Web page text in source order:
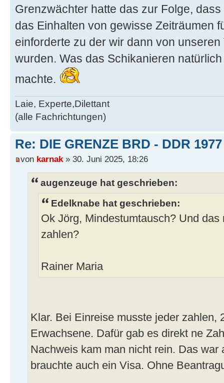
Grenzwächter hatte das zur Folge,
das Einhalten von gewisse Zeiträumen
einforderte zu der wir dann von
wurden. Was das Schikanieren
machte.
Laie, Experte,Dilettant
(alle Fachrichtungen)
Re: DIE GRENZE BRD - DDR
von karnak » 30. Juni 2025, 18:26
augenzeuge hat geschrieben:
Edelknabe hat geschrieben:
Ok Jörg, Mindestumtausch? Und
zahlen?
Rainer Maria
Klar. Bei Einreise musste jeder zahlen,
Erwachsene. Dafür gab es direkt ne
Nachweis kam man nicht rein. Das war
brauchte auch ein Visa. Ohne